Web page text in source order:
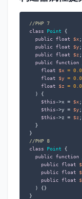
//PHP 7
class
Point
{
public
float $x;
public
float $y;
public
float $z ;
public
function
float
$x = 0.0,
float
$y = 0.0,
float
$z = 0.0
)
{
$this->x = $x;
$this->y = $y;
$this->z = $z ;
  }
//PHP 8
class
Point
{
public
function
public
float
public
float
public
float
)
{}
}